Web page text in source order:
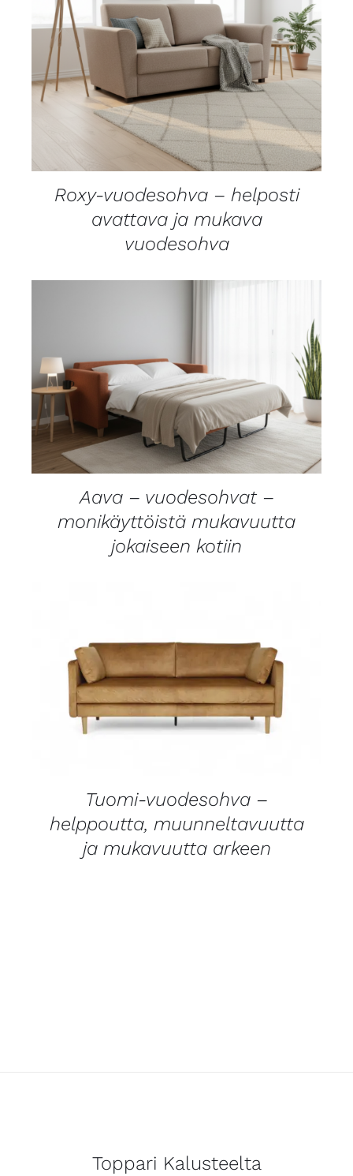
LISÄTIEDOT
Roxy-vuodesohva – helposti
avattava ja mukava
vuodesohva
LISÄTIEDOT
Aava – vuodesohvat –
monikäyttöistä mukavuutta
jokaiseen kotiin
LISÄTIEDOT
Tuomi-vuodesohva –
helppoutta, muunneltavuutta
ja mukavuutta arkeen
Toppari Kalusteelta